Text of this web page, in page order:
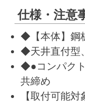
仕様・注意
◆【本体】鋼
◆天井直付型
◆●コンパク
共締め
【取付可能